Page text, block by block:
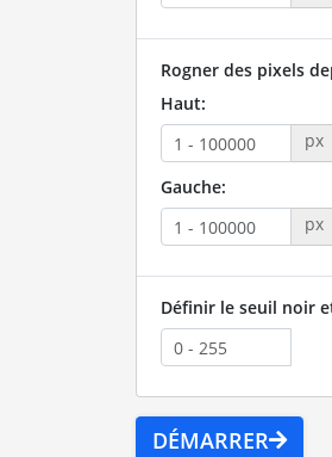
Rogner des pixels
Haut:
px
Gauche:
px
Définir le seuil noir
DÉMARRER